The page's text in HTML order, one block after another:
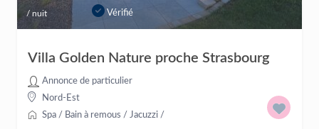
/ nuit Vérifié
Villa Golden Nature proche Strasbourg
Annonce de particulier
Nord-Est
Spa / Bain à remous / Jacuzzi /